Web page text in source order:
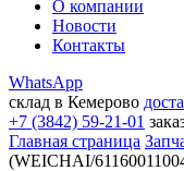
О компании
Новости
Контакты
WhatsApp
склад в Кемерово
+7 (3842) 59-21-01
Главная страница
(WEICHAI/